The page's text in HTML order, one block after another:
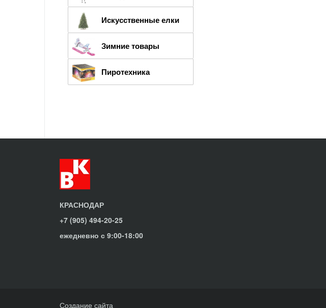
Искусственные елки
Зимние товары
Пиротехника
КРАСНОДАР
+7 (905) 494-20-25
ежедневно с 9:00-18:00
Создание сайта